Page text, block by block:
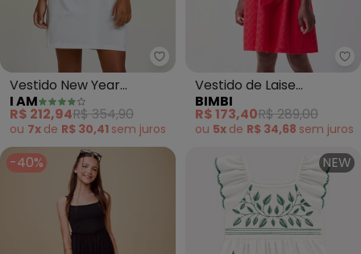
I Am - Vestido New Year
Vestido New Year
(Branco)
I AM
R$ 212,94R$ 354,90
ou 7x de R$ 30,41 sem juros
Vestido de Laise
Vermelho (Vermelho)
BIMBI
R$ 173,40R$ 289,00
ou 5x de R$ 34,68 sem juros
-40% NEW